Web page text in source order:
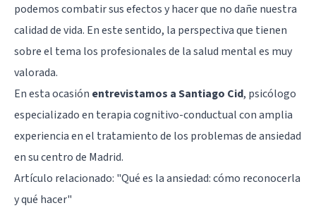
podemos combatir sus efectos y hacer que no dañe nuestra
calidad de vida. En este sentido, la perspectiva que tienen
sobre el tema los profesionales de la salud mental es muy
valorada.
En esta ocasión entrevistamos a Santiago Cid, psicólogo
especializado en terapia cognitivo-conductual con amplia
experiencia en el tratamiento de los problemas de ansiedad
en su centro de Madrid.
Artículo relacionado: "Qué es la ansiedad: cómo reconocerla
y qué hacer"